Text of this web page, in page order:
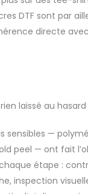
DTF sont par
directe
laissé au hasard
sensibles —
peel — ont fait
étape :
inspection